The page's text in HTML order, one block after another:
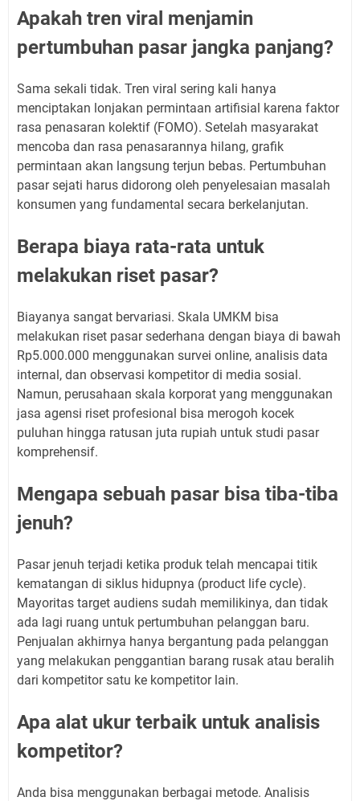
Apakah tren viral menjamin
pertumbuhan pasar jangka panjang?
Sama sekali tidak. Tren viral sering kali hanya
menciptakan lonjakan permintaan artifisial karena faktor
rasa penasaran kolektif (FOMO). Setelah masyarakat
mencoba dan rasa penasarannya hilang, grafik
permintaan akan langsung terjun bebas. Pertumbuhan
pasar sejati harus didorong oleh penyelesaian masalah
konsumen yang fundamental secara berkelanjutan.
Berapa biaya rata-rata untuk
melakukan riset pasar?
Biayanya sangat bervariasi. Skala UMKM bisa
melakukan riset pasar sederhana dengan biaya di bawah
Rp5.000.000 menggunakan survei online, analisis data
internal, dan observasi kompetitor di media sosial.
Namun, perusahaan skala korporat yang menggunakan
jasa agensi riset profesional bisa merogoh kocek
puluhan hingga ratusan juta rupiah untuk studi pasar
komprehensif.
Mengapa sebuah pasar bisa tiba-tiba
jenuh?
Pasar jenuh terjadi ketika produk telah mencapai titik
kematangan di siklus hidupnya (product life cycle).
Mayoritas target audiens sudah memilikinya, dan tidak
ada lagi ruang untuk pertumbuhan pelanggan baru.
Penjualan akhirnya hanya bergantung pada pelanggan
yang melakukan penggantian barang rusak atau beralih
dari kompetitor satu ke kompetitor lain.
Apa alat ukur terbaik untuk analisis
kompetitor?
Anda bisa menggunakan berbagai metode. Analisis